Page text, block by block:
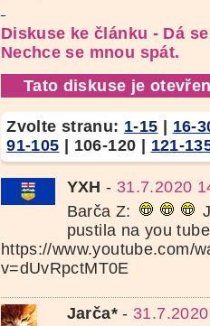
Diskuse ke článku - Dá
Nechce se mnou spát.
Tato diskuse je
Zvolte stranu: 1-15 | 16-
91-105 | 106-120 | 121-
YXH - 31.7.2020
Barča Z:
pustila na you tube
https://www.youtube.com/
v=dUvRpctMT0E
Jarča*-